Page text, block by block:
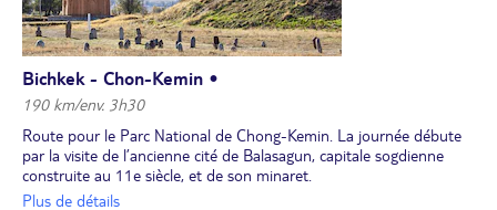
Bichkek - Chon-Kemin •
190 km/env. 3h30
Route pour le Parc National de Chong-Kemin. La journée débute
par la visite de l’ancienne cité de Balasagun, capitale sogdienne
construite au 11e siècle, et de son minaret.
Arrivée à la maison d'hôtes et apéritif dans le jardin, suivi d'un
Plus de détails